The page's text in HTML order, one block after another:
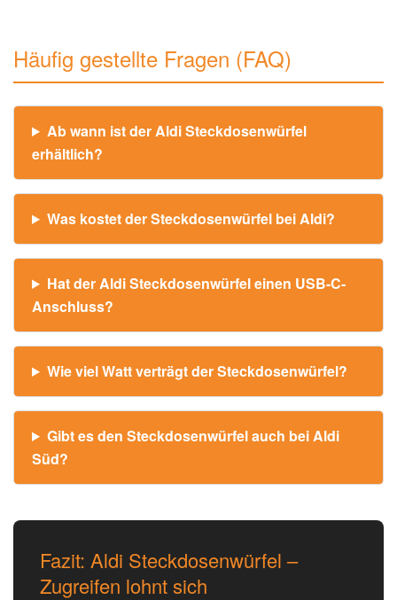
Häufig gestellte Fragen (FAQ)
Ab wann ist der Aldi Steckdosenwürfel
erhältlich?
Was kostet der Steckdosenwürfel bei Aldi?
Hat der Aldi Steckdosenwürfel einen USB-C-
Anschluss?
Wie viel Watt verträgt der Steckdosenwürfel?
Gibt es den Steckdosenwürfel auch bei Aldi
Süd?
Fazit: Aldi Steckdosenwürfel –
Zugreifen lohnt sich